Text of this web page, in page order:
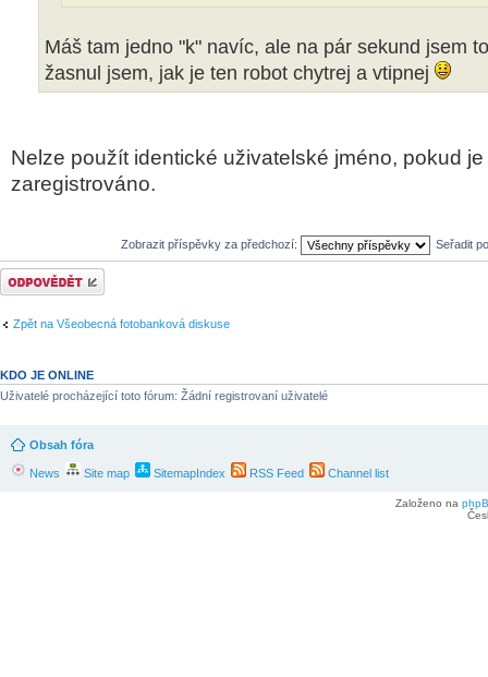
Máš tam jedno "k" navíc, ale na pár sekund jsem
žasnul jsem, jak je ten robot chytrej a vtipnej
Nelze použít identické uživatelské jméno, pokud je
zaregistrováno.
Zobrazit příspěvky za předchozí: Seřadit
Odeslat odpověď
Zpět na Všeobecná fotobanková diskuse
KDO JE ONLINE
Uživatelé procházející toto fórum: Žádní registrovaní uživatelé
Obsah fóra
News Site map SitemapIndex RSS Feed Channel list
Založeno na